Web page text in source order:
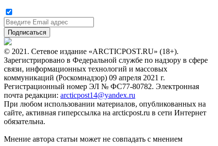
© 2021. Сетевое издание «ARCTICPOST.RU» (18+).
Зарегистрировано в Федеральной службе по надзору в сфере
связи, информационных технологий и массовых
коммуникаций (Роскомнадзор) 09 апреля 2021 г.
Регистрационный номер ЭЛ № ФС77-80782. Электронная
почта редакции: arcticpost14@yandex.ru
При любом использовании материалов, опубликованных на
сайте, активная гиперссылка на arcticpost.ru в сети Интернет
обязательна.
Мнение автора статьи может не совпадать с мнением